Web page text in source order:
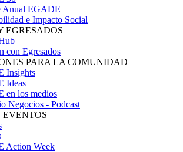
Anual EGADE
e Impacto Social
EGRESADOS
con Egresados
PARA LA COMUNIDAD
Insights
Ideas
en los medios
Negocios - Podcast
Action Week